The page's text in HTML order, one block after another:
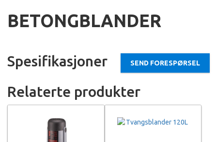
BETONGBLANDER
Spesifikasjoner SEND FORESPØRSEL
Relaterte produkter